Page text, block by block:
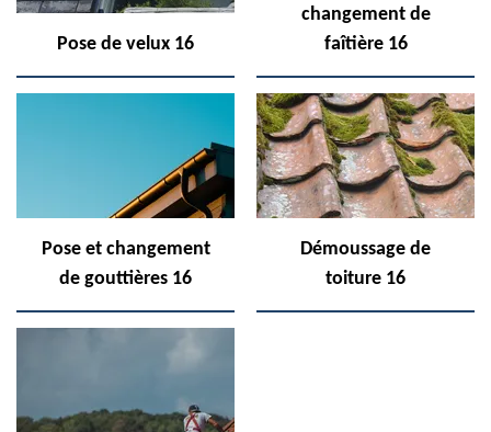
Pose de velux 16
changement de
faîtière 16
Pose et changement
de gouttières 16
Démoussage de
toiture 16